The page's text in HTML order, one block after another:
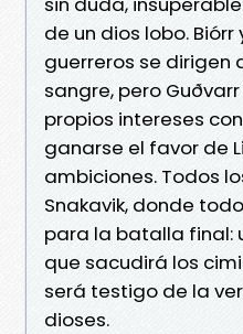
de un dios lobo.
guerreros se dirigen
sangre, pero
propios intereses
ganarse el favor de
ambiciones. Todos
Snakavik, donde
para la batalla final:
que sacudirá los
será testigo de la
dioses.